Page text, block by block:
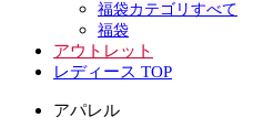
福袋カテゴリすべて
福袋
アウトレット
レディース TOP
アパレル